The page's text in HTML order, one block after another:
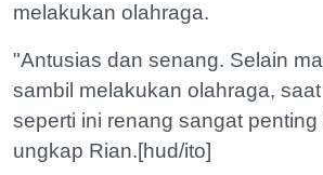
melakukan olahraga.
"Antusias dan senang. Selain
sambil melakukan olahraga,
seperti ini renang sangat penting
ungkap Rian.[hud/ito]